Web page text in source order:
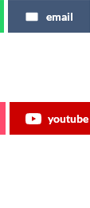
email
youtube